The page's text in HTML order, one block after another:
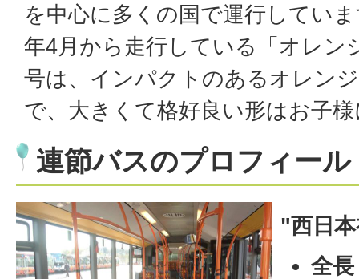
を中心に多くの国で運行してい
年4月から走行している「オレン
号は、インパクトのあるオレン
で、大きくて格好良い形はお子
連節バスのプロフィール
"西日
全長